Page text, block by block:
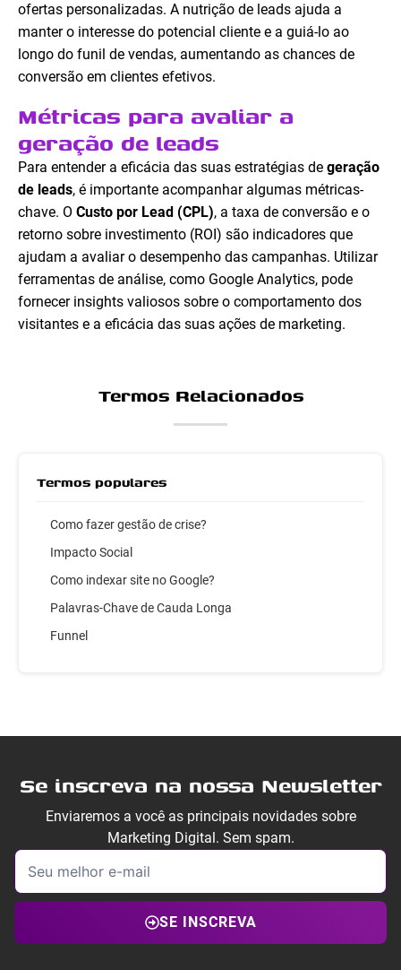
ofertas personalizadas. A nutrição de leads ajuda a
manter o interesse do potencial cliente e a guiá-lo ao
longo do funil de vendas, aumentando as chances de
conversão em clientes efetivos.
Métricas para avaliar a
geração de leads
Para entender a eficácia das suas estratégias de geração
de leads, é importante acompanhar algumas métricas-
chave. O Custo por Lead (CPL), a taxa de conversão e o
retorno sobre investimento (ROI) são indicadores que
ajudam a avaliar o desempenho das campanhas. Utilizar
ferramentas de análise, como Google Analytics, pode
fornecer insights valiosos sobre o comportamento dos
visitantes e a eficácia das suas ações de marketing.
Termos Relacionados
Termos populares
Como fazer gestão de crise?
Impacto Social
Como indexar site no Google?
Palavras-Chave de Cauda Longa
Funnel
Se inscreva na nossa Newsletter
Enviaremos a você as principais novidades sobre
Marketing Digital. Sem spam.
SE INSCREVA